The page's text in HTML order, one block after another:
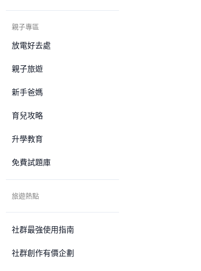
親子專區
放電好去處
親子旅遊
新手爸媽
育兒攻略
升學教育
免費試題庫
旅遊熱點
社群最強使用指南
社群創作有價企劃